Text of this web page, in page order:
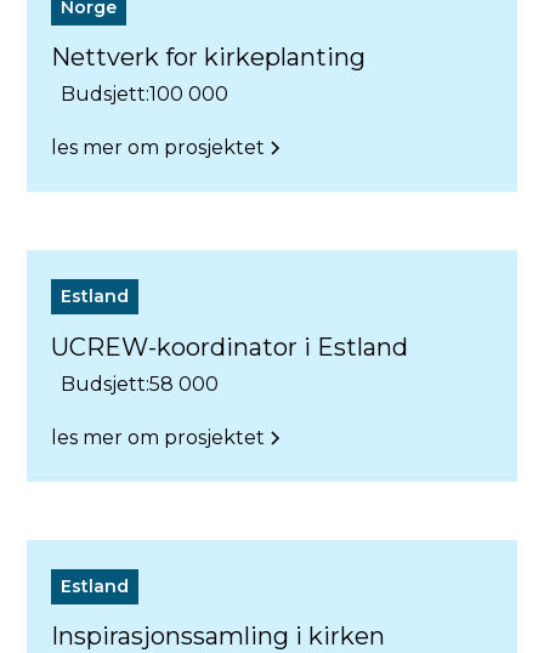
Norge
Nettverk for kirkeplanting
Budsjett:100 000
les mer om prosjektet
Estland
UCREW-koordinator i Estland
Budsjett:58 000
les mer om prosjektet
Estland
Inspirasjonssamling i kirken